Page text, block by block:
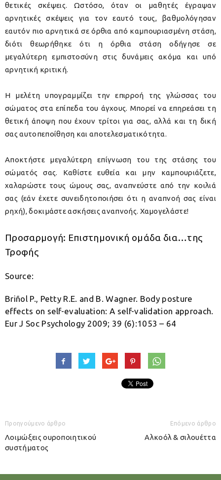
θετικές σκέψεις. Ωστόσο, όταν οι μαθητές έγραψαν
αρνητικές σκέψεις για τον εαυτό τους, βαθμολόγησαν
εαυτόν πιο αρνητικά σε όρθια από καμπουριασμένη στάση,
διότι θεωρήθηκε ότι η όρθια στάση οδήγησε σε
μεγαλύτερη εμπιστοσύνη στις δυνάμεις ακόμα και υπό
αρνητική κριτική.
Η μελέτη υπογραμμίζει την επιρροή της γλώσσας του
σώματος στα επίπεδα του άγχους. Μπορεί να επηρεάσει τη
θετική άποψη που έχουν τρίτοι για σας, αλλά και τη δική
σας αυτοπεποίθηση και αποτελεσματικότητα.
Αποκτήστε μεγαλύτερη επίγνωση του της στάσης του
σώματός σας. Καθίστε ευθεία και μην καμπουριάζετε,
χαλαρώστε τους ώμους σας, αναπνεύστε από την κοιλιά
σας (εάν έχετε συνειδητοποιήσει ότι η αναπνοή σας είναι
ρηχή), δοκιμάστε ασκήσεις αναπνοής. Χαμογελάστε!
Προσαρμογή: Επιστημονική ομάδα δια…της
Τροφής
Source:
Briñol P., Petty R.E. and B. Wagner. Body posture
effects on self-evaluation: A self-validation approach.
Eur J Soc Psychology 2009; 39 (6):1053 – 64
Προηγούμενο άρθρο
Λοιμώξεις ουροποιητικού
συστήματος
Επόμενο άρθρο
Αλκοόλ & σιλουέττα